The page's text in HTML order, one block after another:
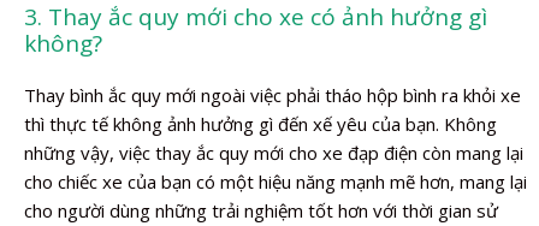
3. Thay ắc quy mới cho xe có ảnh hưởng gì
không?
Thay bình ắc quy mới ngoài việc phải tháo hộp bình ra khỏi xe
thì thực tế không ảnh hưởng gì đến xế yêu của bạn. Không
những vậy, việc thay ắc quy mới cho xe đạp điện còn mang lại
cho chiếc xe của bạn có một hiệu năng mạnh mẽ hơn, mang lại
cho người dùng những trải nghiệm tốt hơn với thời gian sử